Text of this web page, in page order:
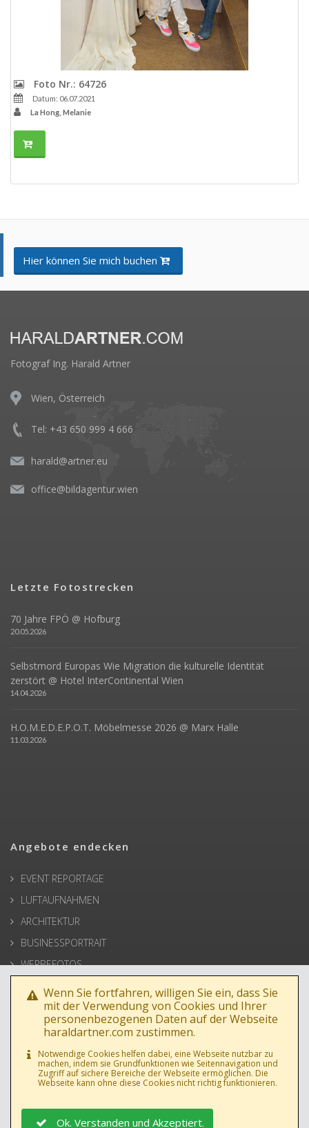
Foto Nr.: 64726
Datum: 06.07.2021
La Hong, Melanie
Hier können Sie mich buchen
Fotograf Ing. Harald Artner
Wien, Österreich
Tel: +43 650 999 4 666
harald@artner.eu
office@bildagentur.wien
Letzte Fotostrecken
70 Jahre FPÖ @ Hofburg
20.05.2026
Selbstmord Europas Wie Migration die kulturelle Identität
zerstört @ Hotel InterContinental Wien
14.04.2026
H.O.M.E.D.E.P.O.T. Möbelmesse 2026 @ Marx Halle
11.03.2026
Angebote endecken
EVENT REPORTAGE
LUFTAUFNAHMEN
ARCHITEKTUR
BUSINESSPORTRAIT
WERBEFOTOS
HOCHZEIT
PRESSE
Wenn Sie fortfahren, willigen Sie ein, dass Sie
mit der Verwendung von Cookies und Ihrer
personenbezogenen Daten auf der Webseite
haraldartner.com zustimmen.
Notwendige Cookies helfen dabei, eine Webseite nutzbar zu
machen, indem sie Grundfunktionen wie Seitennavigation und
Zugriff auf sichere Bereiche der Webseite ermöglichen. Die
Webseite kann ohne diese Cookies nicht richtig funktionieren.
Ok. Verstanden und Akzeptiert.